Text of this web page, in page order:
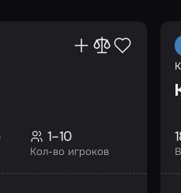
Кол-во игроков
1–10